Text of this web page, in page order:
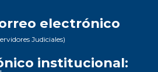
electrónico
Judiciales)
institucional: